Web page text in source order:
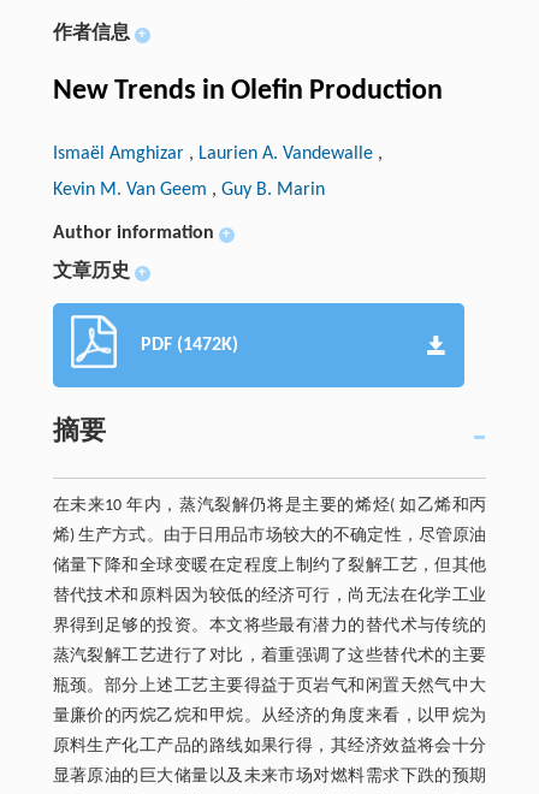
作者信息 +
New Trends in Olefin Production
Ismaël Amghizar , Laurien A. Vandewalle ,
Kevin M. Van Geem , Guy B. Marin
Author information +
文章历史 +
PDF (1472K)
摘要
在未来10 年内，蒸汽裂解仍将是主要的烯烃( 如乙烯和丙
烯) 生产方式。由于日用品市场较大的不确定性，尽管原油
储量下降和全球变暖在定程度上制约了裂解工艺，但其他
替代技术和原料因为较低的经济可行，尚无法在化学工业
界得到足够的投资。本文将些最有潜力的替代术与传统的
蒸汽裂解工艺进行了对比，着重强调了这些替代术的主要
瓶颈。部分上述工艺主要得益于页岩气和闲置天然气中大
量廉价的丙烷乙烷和甲烷。从经济的角度来看，以甲烷为
原料生产化工产品的路线如果行得，其经济效益将会十分
显著原油的巨大储量以及未来市场对燃料需求下跌的预期